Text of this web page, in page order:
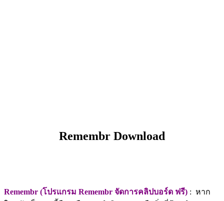
Remembr Download
Remembr (โปรแกรม Remembr จัดการคลิปบอร์ด ฟรี) : หาก